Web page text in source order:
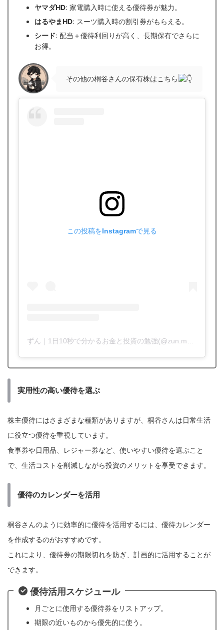
ヤマダHD: 家電購入時に使える優待券が魅力。
はるやまHD: スーツ購入時の割引券がもらえる。
シード: 配当＋優待利回りが高く、長期保有でさらに
お得。
その他の桐谷さんの保有株はこちら
この投稿をInstagramで見る
ずん｜1日10秒で分かるお金と投資の勉強(@zun.money)がシェアした投稿
実用性の高い優待を選ぶ
株主優待にはさまざまな種類がありますが、桐谷さんは日常生活
に役立つ優待を重視しています。
食事券や日用品、レジャー券など、使いやすい優待を選ぶこと
で、生活コストを削減しながら投資のメリットを享受できます。
優待のカレンダーを活用
桐谷さんのように効率的に優待を活用するには、優待カレンダー
を作成するのがおすすめです。
これにより、優待券の期限切れを防ぎ、計画的に活用することが
できます。
優待活用スケジュール
月ごとに使用する優待券をリストアップ。
期限の近いものから優先的に使う。